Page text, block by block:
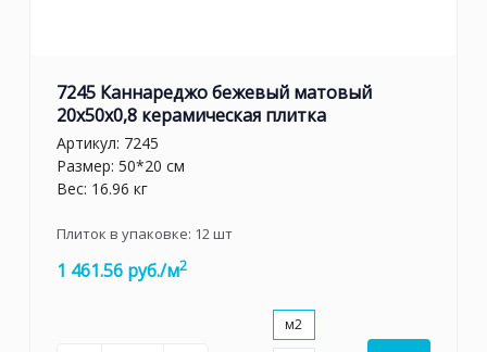
7245 Каннареджо бежевый матовый
20x50x0,8 керамическая плитка
Артикул: 7245
Размер: 50*20 см
Вес: 16.96 кг
Плиток в упаковке: 12шт
1 461.56 руб./м2
м2